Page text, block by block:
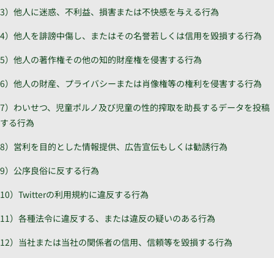
3）他人に迷惑、不利益、損害または不快感を与える行為
4）他人を誹謗中傷し、またはその名誉若しくは信用を毀損する行為
5）他人の著作権その他の知的財産権を侵害する行為
6）他人の財産、プライバシーまたは肖像権等の権利を侵害する行為
7）わいせつ、児童ポルノ及び児童の性的搾取を助長するデータを投稿
する行為
8）営利を目的とした情報提供、広告宣伝もしくは勧誘行為
9）公序良俗に反する行為
10）Twitterの利用規約に違反する行為
11）各種法令に違反する、または違反の疑いのある行為
12）当社または当社の関係者の信用、信頼等を毀損する行為